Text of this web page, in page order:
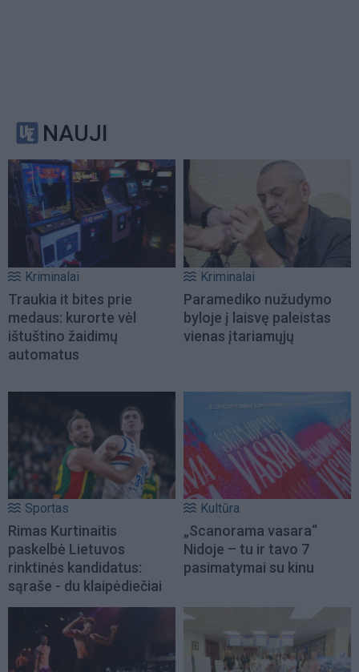
NAUJI
Kriminalai
Traukia it bites prie
medaus: kurorte vėl
ištuštino žaidimų
automatus
Kriminalai
Paramediko nužudymo
byloje į laisvę paleistas
vienas įtariamųjų
Sportas
Rimas Kurtinaitis
paskelbė Lietuvos
rinktinės kandidatus:
sąraše - du klaipėdiečiai
Kultūra
„Scanorama vasara“
Nidoje – tu ir tavo 7
pasimatymai su kinu